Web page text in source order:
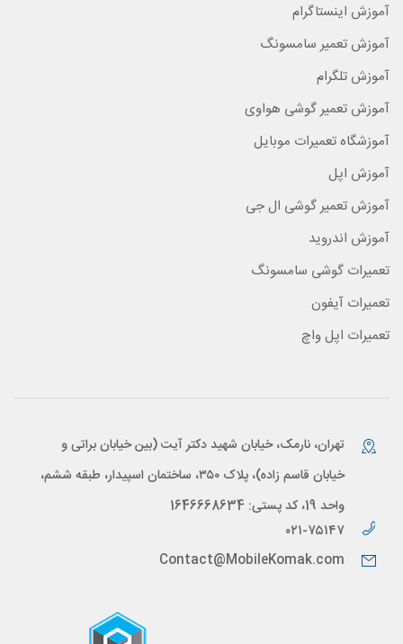
آموزش اینستاگرام
آموزش تعمیر سامسونگ
آموزش تلگرام
آموزش تعمیر گوشی هواوی
آموزشگاه تعمیرات موبایل
آموزش اپل
آموزش تعمیر گوشی ال جی
آموزش اندروید
تعمیرات گوشی سامسونگ
تعمیرات آیفون
تعمیرات اپل واچ
تهران، نارمک، خیابان شهید دکتر آیت (بین خیابان براتی و
خیابان قاسم زاده)، پلاک ۳۵۰، ساختمان اسپیدار، طبقه ششم،
واحد 19، کد پستی: 1646668634
۰۲۱-۷۵۱۴۷
Contact@MobileKomak.com